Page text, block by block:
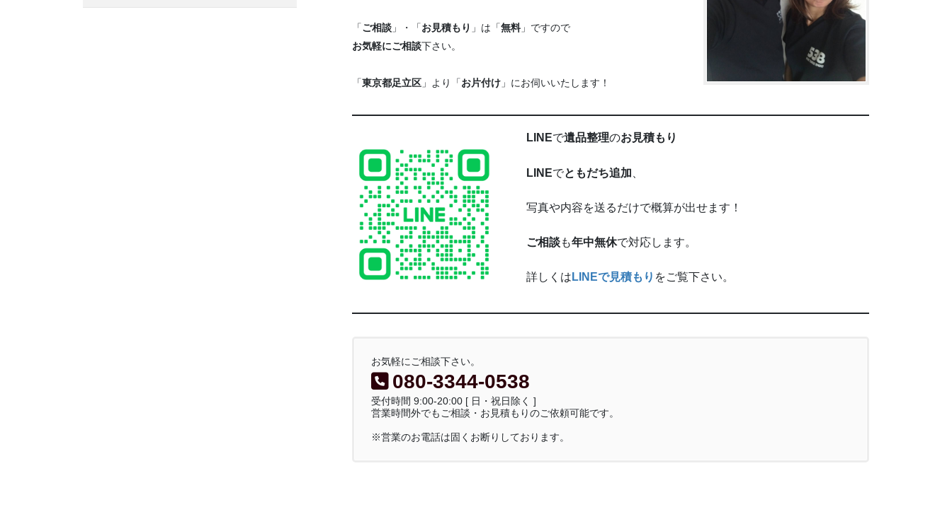
「ご相談 」・「お見積もり 」は「無料」ですので
お気軽にご相談下さい。
「東京都足立区 」より「お片付け 」にお伺いいたします！
LINEで遺品整理のお見積もり
LINEでともだち追加
写真や内容を送るだけで概算が出せます！
ご相談も年中無休で対応します。
詳しくは LINEで見積もり をご覧下さい。
お気軽にご相談下さい。
080-3344-0538
受付時間 9:00-20:00 [ 日・祝日除く ]
営業時間外でもご相談・お見積もりのご依頼可能です。
※営業のお電話は固くお断りしております。